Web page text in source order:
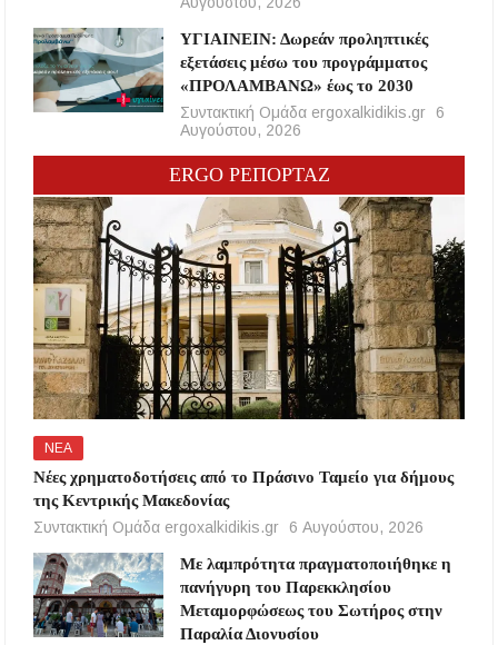
ΥΓΙΑΙΝΕΙΝ: Δωρεάν προληπτικές
εξετάσεις μέσω του προγράμματος
«ΠΡΟΛΑΜΒΑΝΩ» έως το 2030
Συντακτική Ομάδα ergoxalkidikis.gr
6
Αυγούστου, 2026
ERGO ΡΕΠΟΡΤΑΖ
ΝΕΑ
Νέες χρηματοδοτήσεις από το Πράσινο Ταμείο για δήμους
της Κεντρικής Μακεδονίας
Συντακτική Ομάδα ergoxalkidikis.gr
6 Αυγούστου, 2026
Με λαμπρότητα πραγματοποιήθηκε η
πανήγυρη του Παρεκκλησίου
Μεταμορφώσεως του Σωτήρος στην
Παραλία Διονυσίου